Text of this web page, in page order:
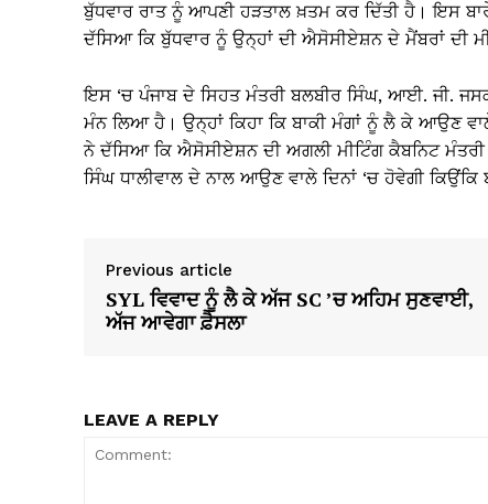
ਬੁੱਧਵਾਰ ਰਾਤ ਨੂੰ ਆਪਣੀ ਹੜਤਾਲ ਖ਼ਤਮ ਕਰ ਦਿੱਤੀ ਹੈ। ਇਸ
ਦੱਸਿਆ ਕਿ ਬੁੱਧਵਾਰ ਨੂੰ ਉਨ੍ਹਾਂ ਦੀ ਐਸੋਸੀਏਸ਼ਨ ਦੇ ਮੈਂਬਰਾਂ ਦੀ
ਇਸ ‘ਚ ਪੰਜਾਬ ਦੇ ਸਿਹਤ ਮੰਤਰੀ ਬਲਬੀਰ ਸਿੰਘ, ਆਈ. ਜੀ.
ਮੰਨ ਲਿਆ ਹੈ। ਉਨ੍ਹਾਂ ਕਿਹਾ ਕਿ ਬਾਕੀ ਮੰਗਾਂ ਨੂੰ ਲੈ ਕੇ ਆਉਣ ਵਾਲੇ
ਨੇ ਦੱਸਿਆ ਕਿ ਐਸੋਸੀਏਸ਼ਨ ਦੀ ਅਗਲੀ ਮੀਟਿੰਗ ਕੈਬਨਿਟ
ਸਿੰਘ ਧਾਲੀਵਾਲ ਦੇ ਨਾਲ ਆਉਣ ਵਾਲੇ ਦਿਨਾਂ ‘ਚ ਹੋਵੇਗੀ
Previous article
SYL ਵਿਵਾਦ ਨੂੰ ਲੈ ਕੇ ਅੱਜ SC ’ਚ ਅਹਿਮ ਸੁਣਵਾਈ,
ਅੱਜ ਆਵੇਗਾ ਫ਼ੈਸਲਾ
LEAVE A REPLY